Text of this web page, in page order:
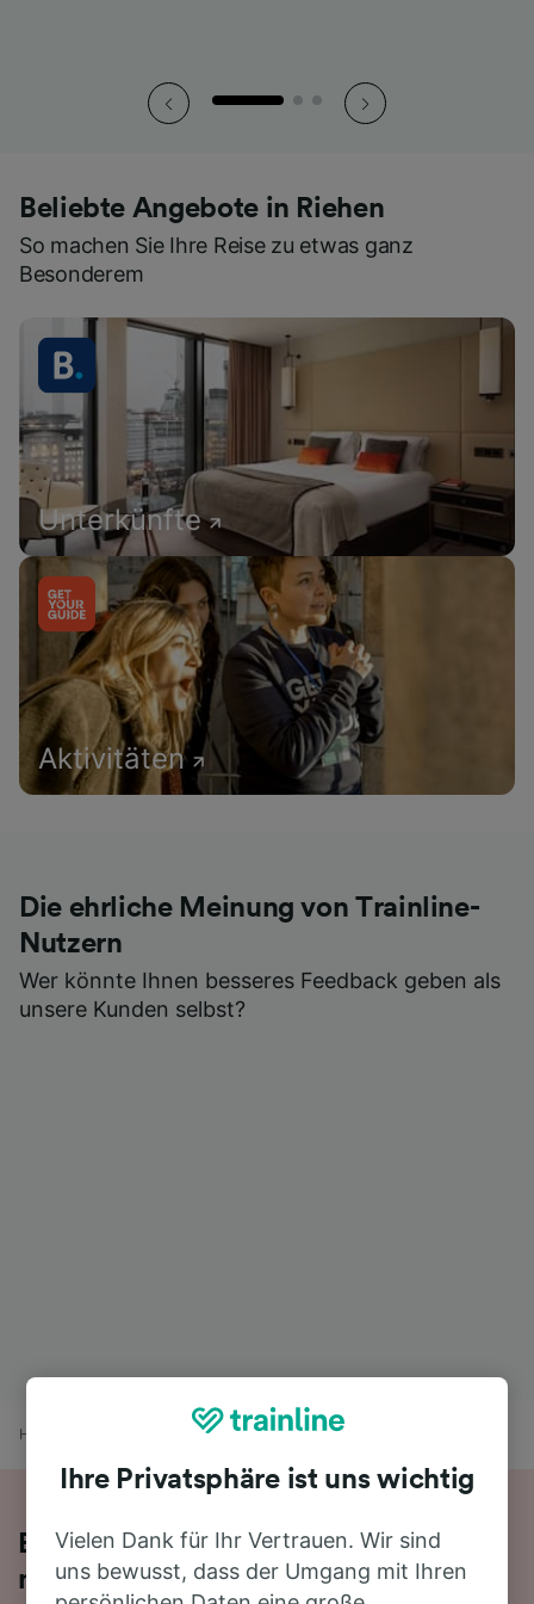
Beliebte Angebote in Riehen
So machen Sie Ihre Reise zu etwas ganz
Besonderem
Unterkünfte
Aktivitäten
Die ehrliche Meinung von Trainline-
Nutzern
Wer könnte Ihnen besseres Feedback geben als
unsere Kunden selbst?
Home Basel SBB nach Riehen
Bequem von Basel SBB nach Riehen -
nehmen Sie den Zug!
Ihre Privatsphäre ist uns wichtig
Vielen Dank für Ihr Vertrauen. Wir sind
uns bewusst, dass der Umgang mit Ihren